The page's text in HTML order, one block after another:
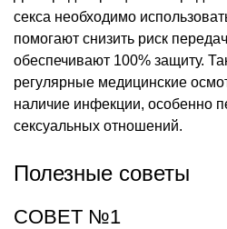
секса необходимо
помогают снизить риск
обеспечивают 100% защиту.
регулярные медицинские
наличие инфекции, особенно
сексуальных отношений.
Полезные советы
СОВЕТ №1